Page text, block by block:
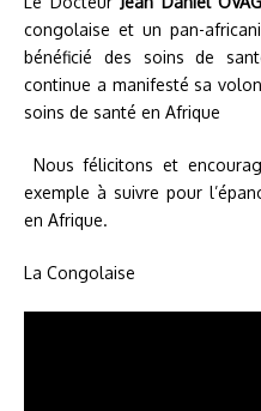
congolaise et un pan-
bénéficié des soins de
continue a manifesté sa
soins de santé en Afrique
Nous félicitons et
exemple à suivre pour
en Afrique.
La Congolaise